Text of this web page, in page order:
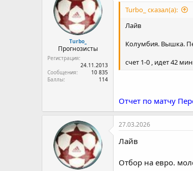
Turbo_
Прогнозисты
Регистрация
24.11.2013
Сообщения
10 835
Баллы
114
Turbo_ сказал(а):
Лайв
Колумбия. Вышка.
счет 1-0 , идет 42 мин
Отчет по матчу
27.03.2026
Лайв
Отбор на евро.